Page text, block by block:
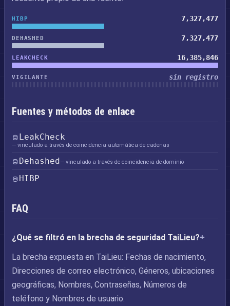
HIBP 7,327,477
DEHASHED 7,327,477
LEAKCHECK 16,385,846
VIGILANTE sin registro
Fuentes y métodos de enlace
LeakCheck
— vinculado a través de coincidencia automática de cadenas
Dehashed— vinculado a través de coincidencia de dominio
HIBP
FAQ
¿Qué se filtró en la brecha de seguridad TaiLieu?
La brecha expuesta en TaiLieu: Fechas de nacimiento,
Direcciones de correo electrónico, Géneros, ubicaciones
geográficas, Nombres, Contraseñas, Números de
teléfono y Nombres de usuario.